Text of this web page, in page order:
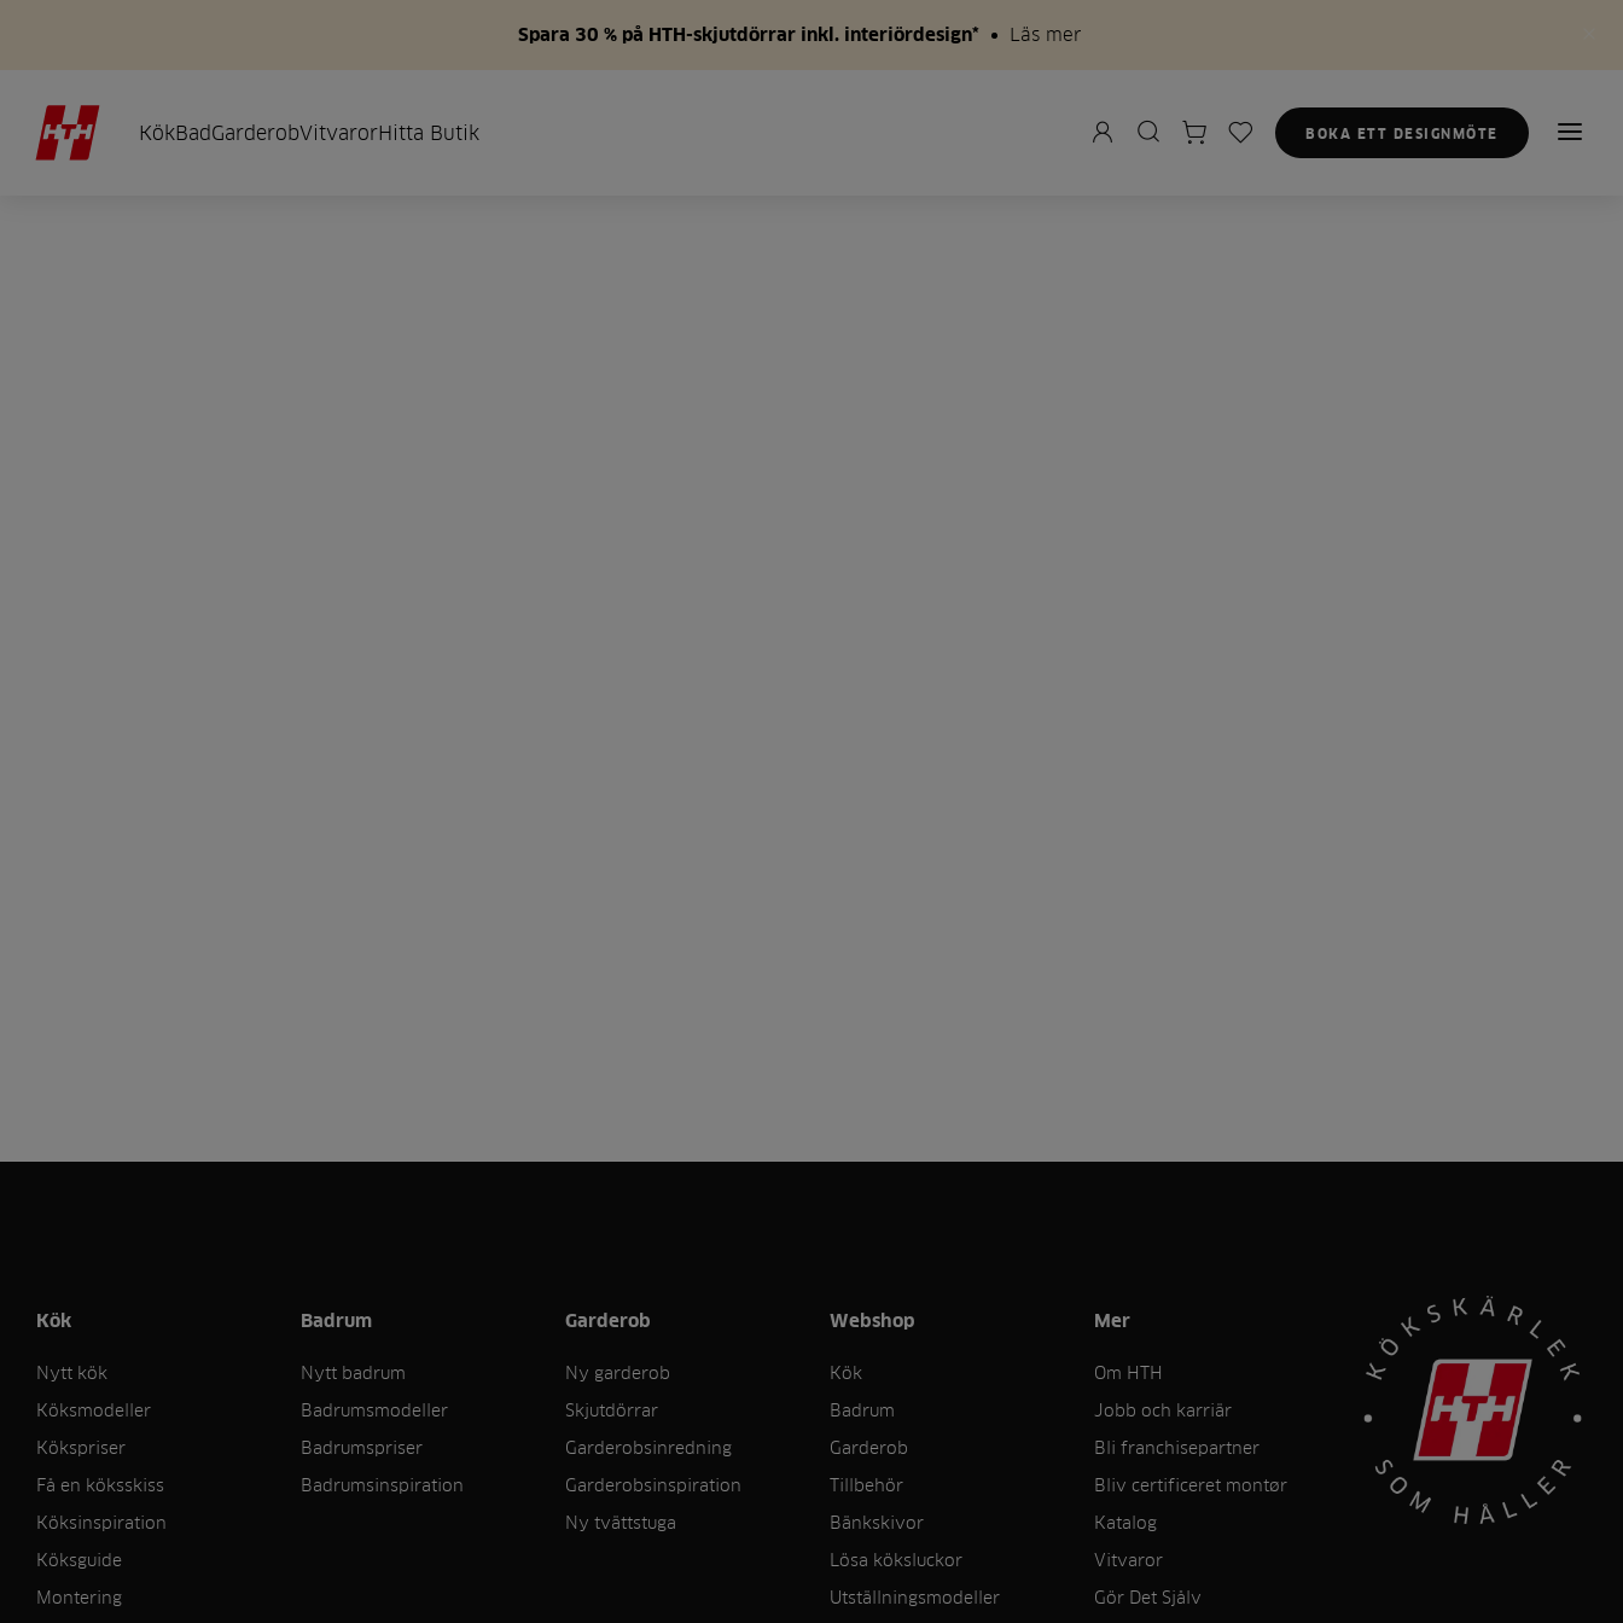
Spara 30 % på HTH-skjutdörrar inkl. interiördesign* Läs mer
KökBadGarderobVitvarorHitta Butik BOKA ETT DESIGNMÖTE
Kök
Nytt kök
Köksmodeller
Kökspriser
Få en köksskiss
Köksinspiration
Köksguide
Montering
Badrum
Nytt badrum
Badrumsmodeller
Badrumspriser
Badrumsinspiration
Garderob
Ny garderob
Skjutdörrar
Garderobsinredning
Garderobsinspiration
Ny tvättstuga
Webshop
Kök
Badrum
Garderob
Tillbehör
Bänkskivor
Lösa köksluckor
Utställningsmodeller
Mer
Om HTH
Jobb och karriär
Bli franchisepartner
Bliv certificeret montør
Katalog
Vitvaror
Gör Det Sjålv